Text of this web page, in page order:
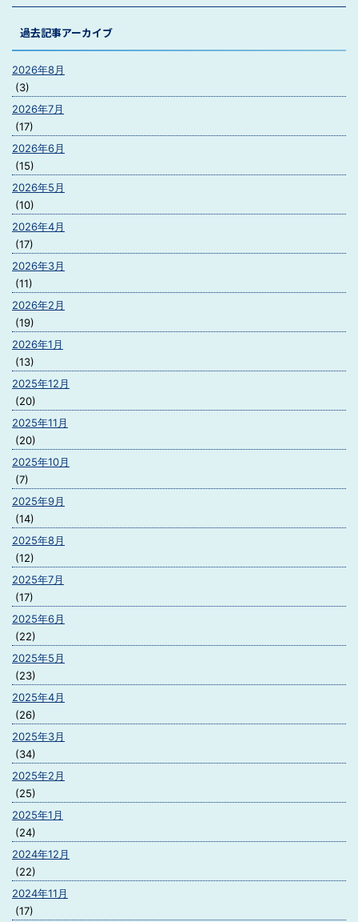
過去記事アーカイブ
2026年8月
(3)
2026年7月
(17)
2026年6月
(15)
2026年5月
(10)
2026年4月
(17)
2026年3月
(11)
2026年2月
(19)
2026年1月
(13)
2025年12月
(20)
2025年11月
(20)
2025年10月
(7)
2025年9月
(14)
2025年8月
(12)
2025年7月
(17)
2025年6月
(22)
2025年5月
(23)
2025年4月
(26)
2025年3月
(34)
2025年2月
(25)
2025年1月
(24)
2024年12月
(22)
2024年11月
(17)